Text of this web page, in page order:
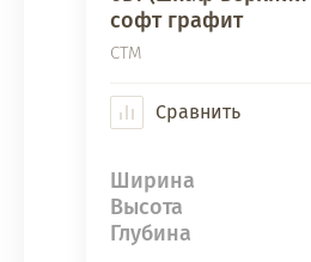
софт графит
СТМ
Сравнить
Ширина
Высота
Глубина